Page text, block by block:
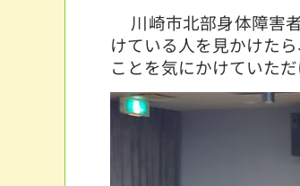
川崎市北部身体障害
けている人を見かけた
ことを気にかけていた